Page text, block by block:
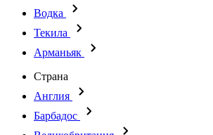
Водка
Текила
Арманьяк
Страна
Англия
Барбадос